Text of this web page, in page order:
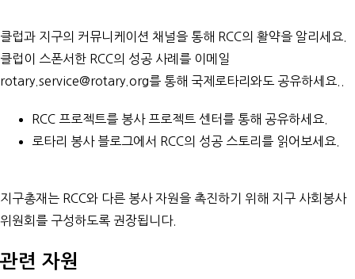
클럽과 지구의 커뮤니케이션 채널을 통해 RCC의 활약을 알리세요.
클럽이 스폰서한 RCC의 성공 사례를 이메일
rotary.service@rotary.org를 통해 국제로타리와도 공유하세요..
RCC 프로젝트를 봉사 프로젝트 센터 를 통해 공유하세요.
로타리 봉사 블로그에서 RCC의 성공 스토리를 읽어보세요
지구총재는 RCC와 다른 봉사 자원을 촉진하기 위해 지구 사회봉사
위원회를 구성하도록 권장됩니다.
관련 자원